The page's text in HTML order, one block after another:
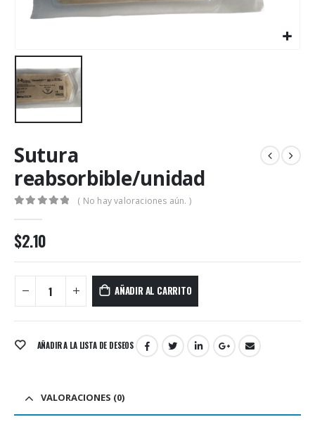
Sutura
reabsorbible/unidad
( No hay valoraciones aún. )
$2.10
AÑADIR AL CARRITO
AÑADIR A LA LISTA DE DESEOS
VALORACIONES (0)